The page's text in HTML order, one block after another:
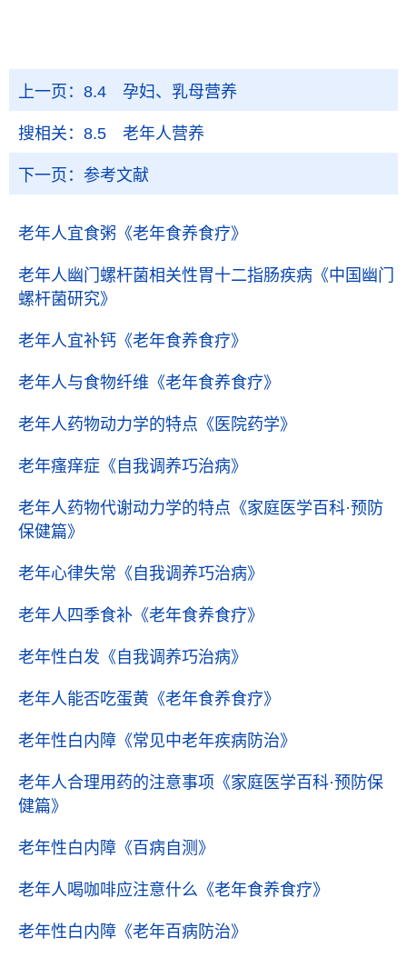
上一页： 8.4 孕妇、乳母营养
搜相关： 8.5 老年人营养
下一页： 参考文献
老年人宜食粥 《老年食养食疗》
老年人幽门螺杆菌相关性胃十二指肠疾病 《中国幽门
螺杆菌研究》
老年人宜补钙 《老年食养食疗》
老年人与食物纤维 《老年食养食疗》
老年人药物动力学的特点 《医院药学》
老年瘙痒症 《自我调养巧治病》
老年人药物代谢动力学的特点 《家庭医学百科·预防
保健篇》
老年心律失常 《自我调养巧治病》
老年人四季食补 《老年食养食疗》
老年性白发 《自我调养巧治病》
老年人能否吃蛋黄 《老年食养食疗》
老年性白内障 《常见中老年疾病防治》
老年人合理用药的注意事项 《家庭医学百科·预防保
健篇》
老年性白内障 《百病自测》
老年人喝咖啡应注意什么 《老年食养食疗》
老年性白内障 《老年百病防治》